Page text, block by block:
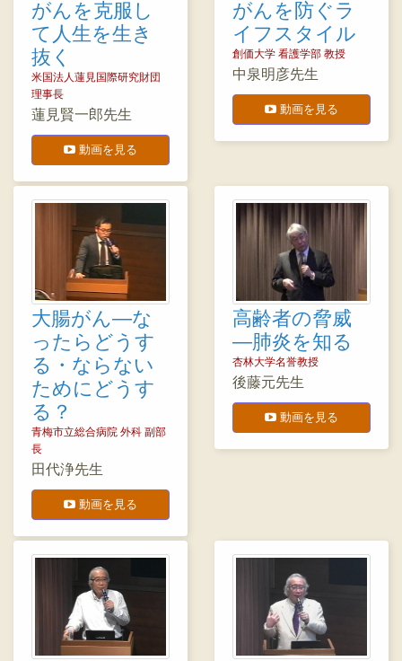
がんを克服し
て人生を生き
抜く
米国法人蓮見国際研究財団
理事長
蓮見賢一郎先生
動画を見る
がんを防ぐラ
イフスタイル
創価大学 看護学部 教授
中泉明彦先生
動画を見る
大腸がん―な
ったらどうす
る・ならない
ためにどうす
る？
青梅市立総合病院 外科 副部
長
田代浄先生
動画を見る
高齢者の脅威
―肺炎を知る
杏林大学名誉教授
後藤元先生
動画を見る